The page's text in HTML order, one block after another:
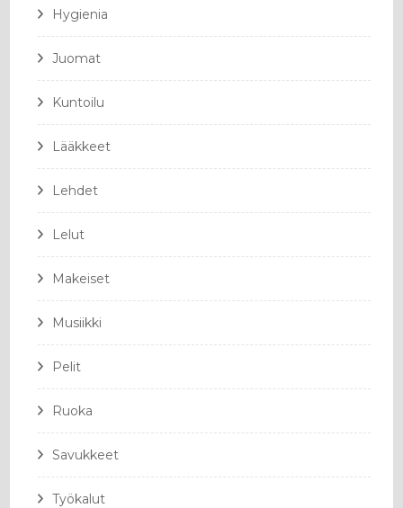
Hygienia
Juomat
Kuntoilu
Lääkkeet
Lehdet
Lelut
Makeiset
Musiikki
Pelit
Ruoka
Savukkeet
Työkalut